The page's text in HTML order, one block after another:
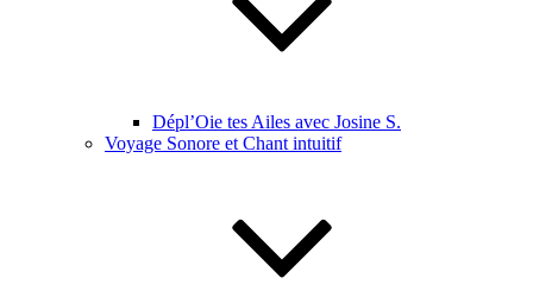
Dépl’Oie tes Ailes avec Josine S.
Voyage Sonore et Chant intuitif